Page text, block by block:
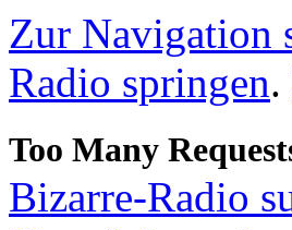
Zur Navigation
Radio springen.
Bizarre-Radio